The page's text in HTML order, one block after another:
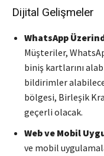
Dijital Gelişmeler
WhatsApp
Müşteriler,
biniş kartlarını
bildirimler
bölgesi, Birleşik
geçerli olacak.
Web ve Mobil
ve mobil